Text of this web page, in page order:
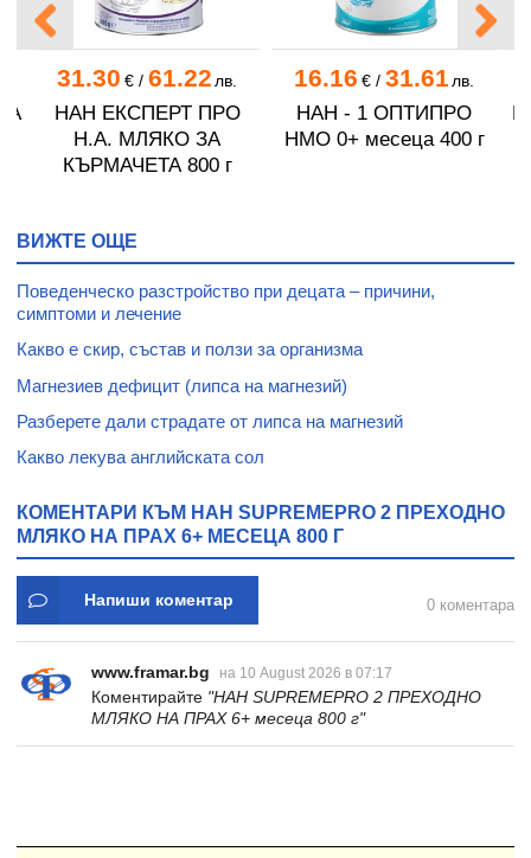
31.30 €/ 61.22 лв.
НАН ЕКСПЕРТ ПРО
H.A. МЛЯКО ЗА
КЪРМАЧЕТА 800 г
16.16 €/ 31.61 лв.
НАН - 1 ОПТИПРО
HMO 0+ месеца 400 г
ВИЖТЕ ОЩЕ
Поведенческо разстройство при децата – причини,
симптоми и лечение
Какво е скир, състав и ползи за организма
Магнезиев дефицит (липса на магнезий)
Разберете дали страдате от липса на магнезий
Какво лекува английската сол
КОМЕНТАРИ КЪМ НАН SUPREMEPRO 2 ПРЕХОДНО
МЛЯКО НА ПРАХ 6+ МЕСЕЦА 800 Г
Напиши коментар 0 коментара
www.framar.bg на 10 August 2026 в 07:17
Коментирайте "НАН SUPREMEPRO 2 ПРЕХОДНО
МЛЯКО НА ПРАХ 6+ месеца 800 г"